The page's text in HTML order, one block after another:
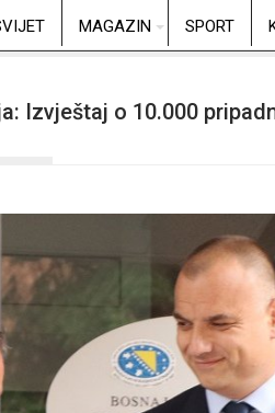
MAGAZIN SPORT
Izvještaj o 10.000